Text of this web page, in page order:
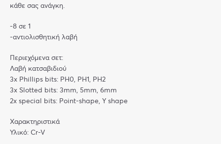
κάθε σας ανάγκη.
-8 σε 1
-αντιολισθητική λαβή
Περιεχόμενα σετ:
Λαβή κατσαβιδιού
3x Phillips bits: PH0, PH1, PH2
3x Slotted bits: 3mm, 5mm, 6mm
2x special bits: Point-shape, Y shape
Χαρακτηριστικά
Υλικό: Cr-V